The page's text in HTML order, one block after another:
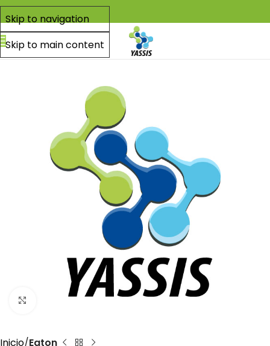
Skip to navigation
Skip to main content
Click to enlarge
Inicio Eaton